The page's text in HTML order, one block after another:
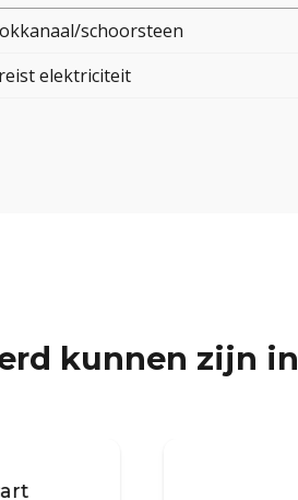
schoorsteen
elektriciteit
kunnen zijn in